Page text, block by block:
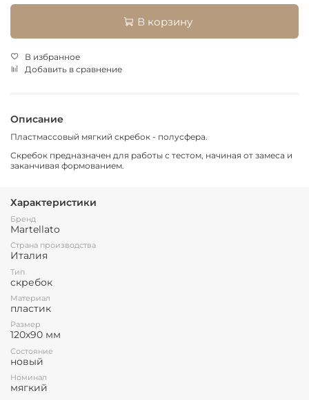
В корзину
В избранное
Добавить в сравнение
Описание
Пластмассовый мягкий скребок - полусфера.
Скребок предназначен для работы с тестом, начиная от замеса и
заканчивая формованием.
Характеристики
Бренд
Martellato
Страна производства
Италия
Тип
скребок
Материал
пластик
Размер
120х90 мм
Состояние
новый
Номинал
мягкий